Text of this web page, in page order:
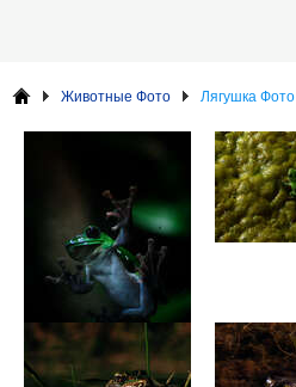
Животные Фото Лягушка Фото